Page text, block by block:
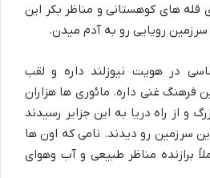
قله های کوهستانی و مناظر بکر این
رویایی رو به آدم میدن.
در هویت نیوزلند داره و لقب
فرهنگ غنی داره. مائوری ها هزاران
و از راه دریا به این جزایر رسیدند
سرزمین رو دیدند. نامی که اون ها
برازنده مناظر طبیعی و آب وهوای